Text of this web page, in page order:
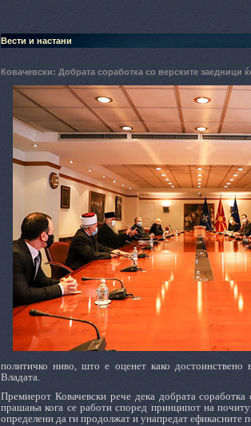
Вести и настани
Ковачевски: Добрата соработка со верските заедници
политичко ниво, што е оценет како
Владата.
Премиерот Ковачевски рече дека добрата
прашања кога се работи според принципот на
определени да ги продолжат и унапредат ефикасните